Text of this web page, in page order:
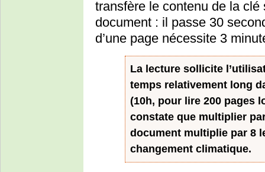
transfère le contenu de la
document : il passe 30
d’une page nécessite 3
La lecture sollicite
temps relativement long
(10h, pour lire 200 pages
constate que multiplier
document multiplie par 8
changement climatique.